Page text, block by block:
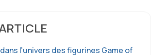
l’univers des figurines Game of